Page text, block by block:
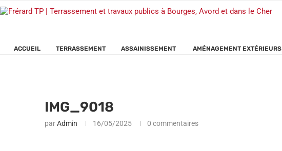
ACCUEIL TERRASSEMENT ASSAINISSEMENT AMÉNAGEMENT EXTÉRIEURS
IMG_9018
parAdmin 16/05/2025 0 commentaires